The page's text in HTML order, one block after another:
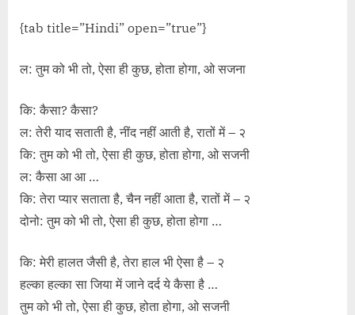
{tab title=”Hindi” open=”true”}
ल: तुम को भी तो, ऐसा ही कुछ, होता होगा, ओ सजना
कि: कैसा? कैसा?
ल: तेरी याद सताती है, नींद नहीं आती है, रातों में – २
कि: तुम को भी तो, ऐसा ही कुछ, होता होगा, ओ सजनी
ल: कैसा आ आ …
कि: तेरा प्यार सताता है, चैन नहीं आता है, रातों में – २
दोनो: तुम को भी तो, ऐसा ही कुछ, होता होगा …
कि: मेरी हालत जैसी है, तेरा हाल भी ऐसा है – २
हल्का हल्का सा जिया में जाने दर्द ये कैसा है …
तुम को भी तो, ऐसा ही कुछ, होता होगा, ओ सजनी